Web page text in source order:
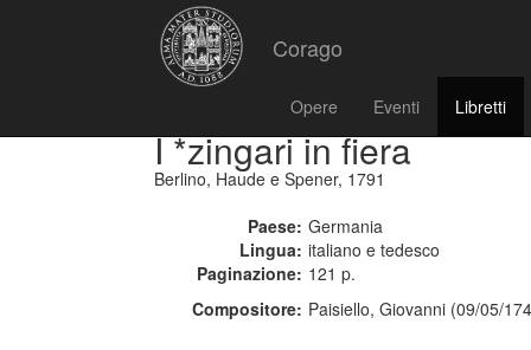
Corago
Opere Eventi Libretti
I *zingari in fiera
Berlino, Haude e Spener, 1791
Paese: Germania
Lingua: italiano e tedesco
Paginazione: 121 p.
Compositore: Paisiello, Giovanni (09/05/